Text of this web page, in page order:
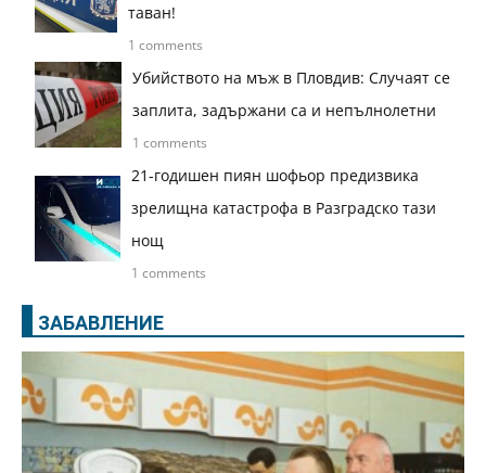
таван!
1 comments
Убийството на мъж в Пловдив: Случаят се
заплита, задържани са и непълнолетни
1 comments
21-годишен пиян шофьор предизвика
зрелищна катастрофа в Разградско тази
нощ
1 comments
ЗАБАВЛЕНИЕ